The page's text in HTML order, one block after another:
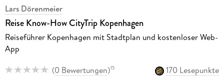
Lars Dörenmeier
Reise Know-How CityTrip Kopenhagen
Reiseführer Kopenhagen mit Stadtplan und kostenloser Web-
App
(0 Bewertungen)15
170 Lesepunkte